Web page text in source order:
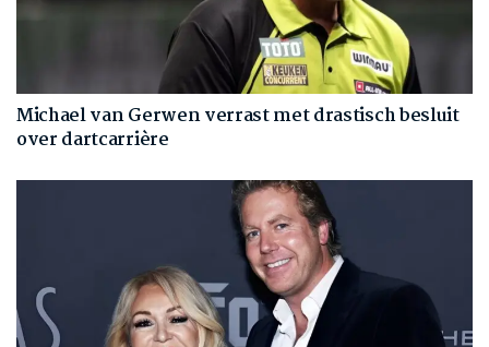
Michael van Gerwen verrast met drastisch besluit
over dartcarrière